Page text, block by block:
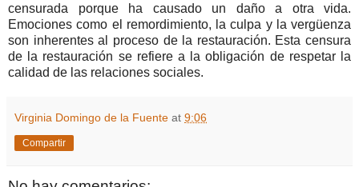
censurada porque ha causado un daño a otra vida.
Emociones como el remordimiento, la culpa y la vergüenza
son inherentes al proceso de la restauración. Esta censura
de la restauración se refiere a la obligación de respetar la
calidad de las relaciones sociales.
Virginia Domingo de la Fuente at 9:06
Compartir